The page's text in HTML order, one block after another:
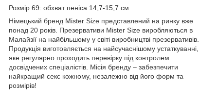
Розмір 69: обхват пеніса 14,7-15,7 см
Німецький бренд Mister Size представлений на ринку вже
понад 20 років. Презервативи Mister Size виробляються в
Малайзії на найбільшому у світі виробництві презервативів.
Продукція виготовляється на найсучаснішому устаткуванні,
яке регулярно проходить перевірку під контролем
досвідчених спеціалістів. Місія бренду – забезпечити
найкращий секс кожному, незалежно від його форм та
розмірів!